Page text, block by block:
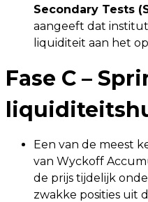
Secondary Tests
aangeeft dat
liquiditeit aan het
Fase C –
Een van de meest
van Wyckoff
de prijs tijdelijk
zwakke posities uit